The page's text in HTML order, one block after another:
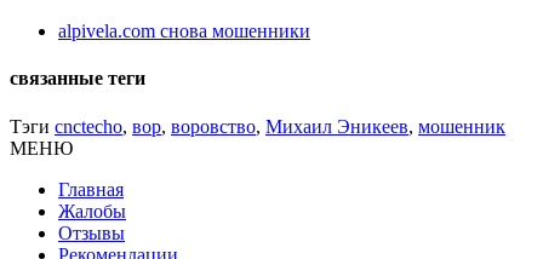
alpivela.com снова мошенники
связанные теги
Тэги cnctecho, вор, воровство, Михаил Эникеев, мошенник
МЕНЮ
Главная
Жалобы
Отзывы
Рекомендации